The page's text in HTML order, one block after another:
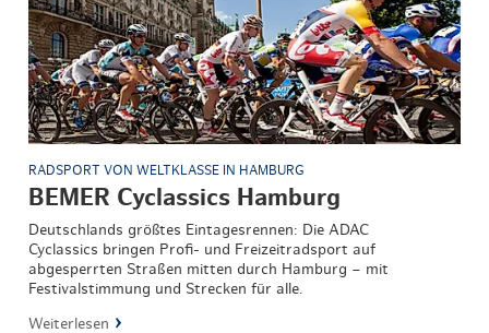
RADSPORT VON WELTKLASSE IN HAMBURG
BEMER Cyclassics Hamburg
Deutschlands größtes Eintagesrennen: Die ADAC
Cyclassics bringen Profi- und Freizeitradsport auf
abgesperrten Straßen mitten durch Hamburg – mit
Festivalstimmung und Strecken für alle.
Weiterlesen